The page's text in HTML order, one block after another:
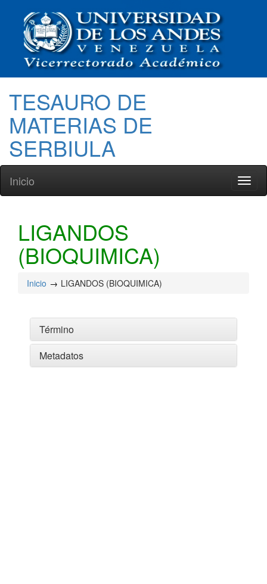
TESAURO DE
MATERIAS DE
SERBIULA
Inicio
LIGANDOS
(BIOQUIMICA)
Inicio LIGANDOS (BIOQUIMICA)
Término
Metadatos